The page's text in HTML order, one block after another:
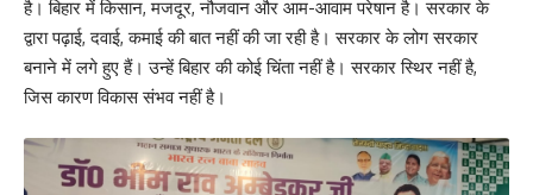
है। बिहार में किसान, मजदूर, नौजवान और आम-आवाम परेषान है। सरकार के
द्वारा पढ़ाई, दवाई, कमाई की बात नहीं की जा रही है। सरकार के लोग सरकार
बनाने में लगे हुए हैं। उन्हें बिहार की कोई चिंता नहीं है। सरकार स्थिर नहीं है,
जिस कारण विकास संभव नहीं है।